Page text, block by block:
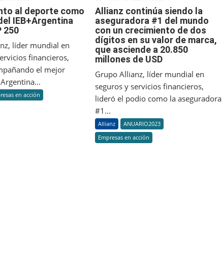
Allianz
junto
deporte
como
del
IEB+Argentina
Open
al deporte como
IEB+Argentina
250
líder mundial en
financieros,
el mejor
en acción
Allianz
continúa
siendo
la
aseguradora
del
mundo
con
Allianz continúa siendo la
aseguradora #1 del mundo
con un crecimiento de dos
dígitos en su valor de marca,
que asciende a 20.850
millones de USD
Grupo Allianz, líder mundial en
seguros y servicios financieros,
lideró el podio como la aseguradora
#1...
Allianz
ANUARIO2023
Empresas en acción